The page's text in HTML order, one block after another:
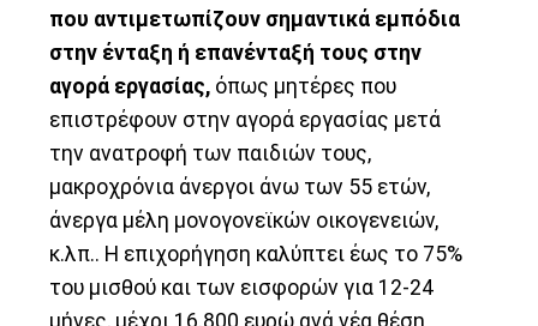
που αντιμετωπίζουν σημαντικά εμπόδια
στην ένταξη ή επανένταξή τους στην
αγορά εργασίας, όπως μητέρες που
επιστρέφουν στην αγορά εργασίας μετά
την ανατροφή των παιδιών τους,
μακροχρόνια άνεργοι άνω των 55 ετών,
άνεργα μέλη μονογονεϊκών οικογενειών,
κ.λπ.. Η επιχορήγηση καλύπτει έως το 75%
του μισθού και των εισφορών για 12-24